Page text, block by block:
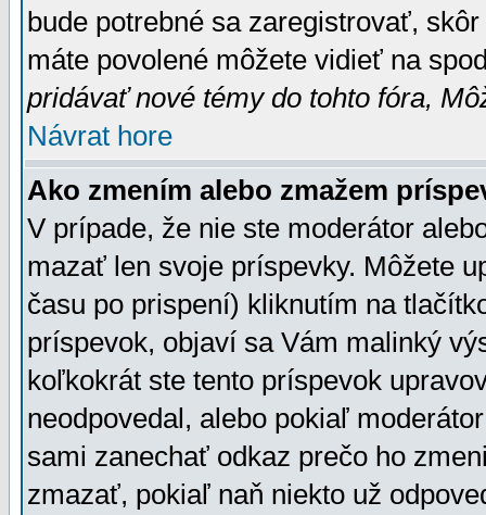
bude potrebné sa zaregistrovať,
máte povolené môžete vidieť na
pridávať nové témy do tohto fóra,
Návrat hore
Ako zmením alebo zmažem
V prípade, že nie ste moderátor
mazať len svoje príspevky. Môžete
času po prispení) kliknutím na
príspevok, objaví sa Vám malinký
koľkokrát ste tento príspevok
neodpovedal, alebo pokiaľ
sami zanechať odkaz prečo ho
zmazať, pokiaľ naň niekto už